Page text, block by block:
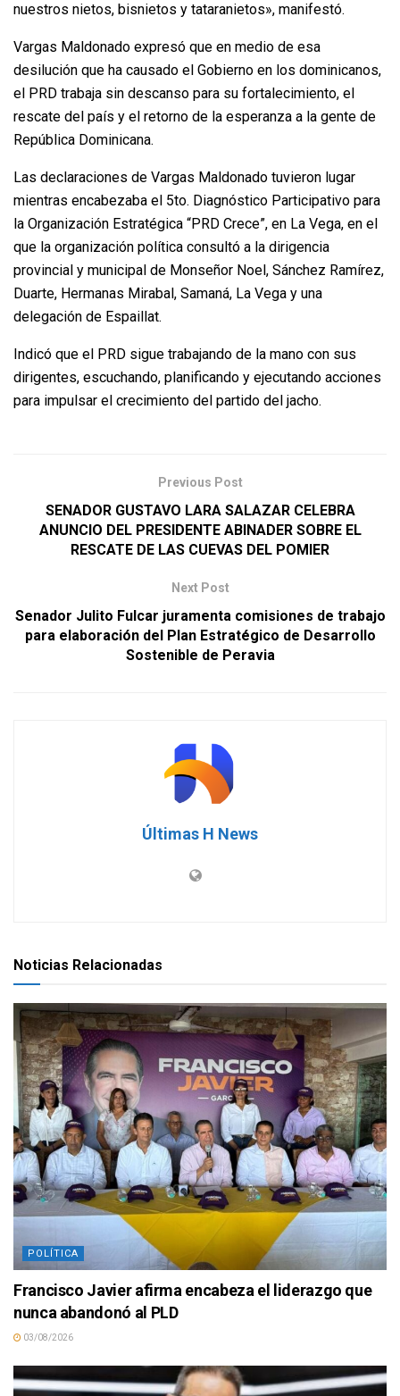
nuestros nietos, bisnietos y tataranietos», manifestó.
Vargas Maldonado expresó que en medio de esa
desilución que ha causado el Gobierno en los dominicanos,
el PRD trabaja sin descanso para su fortalecimiento, el
rescate del país y el retorno de la esperanza a la gente de
República Dominicana.
Las declaraciones de Vargas Maldonado tuvieron lugar
mientras encabezaba el 5to. Diagnóstico Participativo para
la Organización Estratégica “PRD Crece”, en La Vega, en el
que la organización política consultó a la dirigencia
provincial y municipal de Monseñor Noel, Sánchez Ramírez,
Duarte, Hermanas Mirabal, Samaná, La Vega y una
delegación de Espaillat.
Indicó que el PRD sigue trabajando de la mano con sus
dirigentes, escuchando, planificando y ejecutando acciones
para impulsar el crecimiento del partido del jacho.
Previous Post
SENADOR GUSTAVO LARA SALAZAR CELEBRA
ANUNCIO DEL PRESIDENTE ABINADER SOBRE EL
RESCATE DE LAS CUEVAS DEL POMIER
Next Post
Senador Julito Fulcar juramenta comisiones de trabajo
para elaboración del Plan Estratégico de Desarrollo
Sostenible de Peravia
Últimas H News
Noticias Relacionadas
POLÍTICA
Francisco Javier afirma encabeza el liderazgo que
nunca abandonó al PLD
03/08/2026